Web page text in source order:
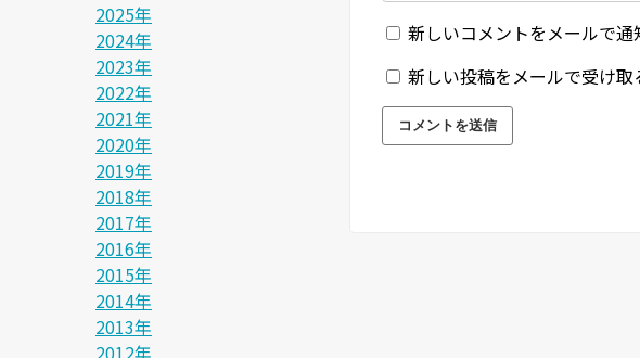
新しいコメントをメールで通
新しい投稿をメールで受け取
2025年
2024年
2023年
2022年
2021年
2020年
2019年
2018年
2017年
2016年
2015年
2014年
2013年
2012年